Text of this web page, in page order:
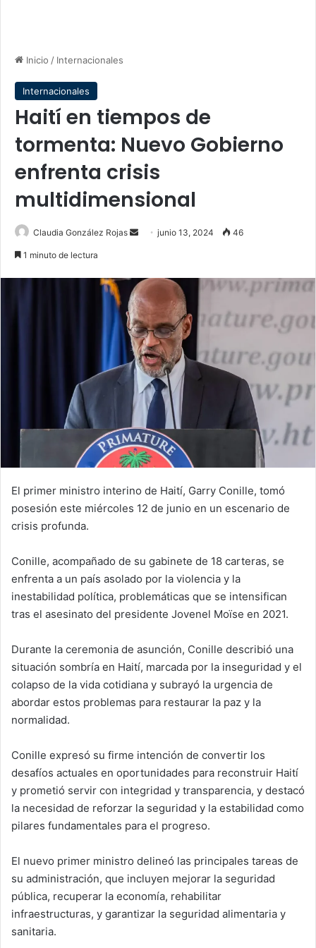
Inicio / Internacionales
Internacionales
Haití en tiempos de
tormenta: Nuevo Gobierno
enfrenta crisis
multidimensional
Claudia González Rojas
Sendjunio 13, 2024 46
1 minuto de lectura
El primer ministro interino de Haití, Garry Conille, tomó
posesión este miércoles 12 de junio en un escenario de
crisis profunda.
Conille, acompañado de su gabinete de 18 carteras, se
enfrenta a un país asolado por la violencia y la
inestabilidad política, problemáticas que se intensifican
tras el asesinato del presidente Jovenel Moïse en 2021.
Durante la ceremonia de asunción, Conille describió una
situación sombría en Haití, marcada por la inseguridad y el
colapso de la vida cotidiana y subrayó la urgencia de
abordar estos problemas para restaurar la paz y la
normalidad.
Conille expresó su firme intención de convertir los
desafíos actuales en oportunidades para reconstruir Haití
y prometió servir con integridad y transparencia, y destacó
la necesidad de reforzar la seguridad y la estabilidad como
pilares fundamentales para el progreso.
El nuevo primer ministro delineó las principales tareas de
su administración, que incluyen mejorar la seguridad
pública, recuperar la economía, rehabilitar
infraestructuras, y garantizar la seguridad alimentaria y
sanitaria.